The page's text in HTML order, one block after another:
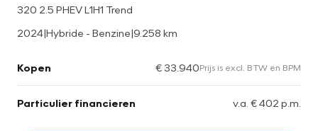
320 2.5 PHEV L1H1 Trend
2024|Hybride - Benzine|9.258 km
Kopen € 33.940Prijs is excl. BTW en BPM
Particulier financieren v.a. € 402 p.m.